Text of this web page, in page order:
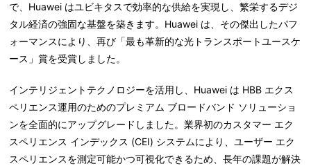
で、Huawei はユビキタスで効率的な供給を実現し、繁栄するデジ
タル経済の強固な基盤を築きます。Huawei は、その傑出したパフ
ォーマンスにより、再び「最も革新的な光トランスポートユースケ
ース」賞を受賞しました。
インテリジェントテクノロジーを活用し、Huawei は HBB エクス
ペリエンス運用のためのプレミアム ブロードバンド ソリューショ
ンを全面的にアップグレードしました。業界初のカスタマー エク
スペリエンス インデックス (CEI) システムにより、ユーザー エク
スペリエンスを測定可能かつ可視化できるため、長年の課題が解決